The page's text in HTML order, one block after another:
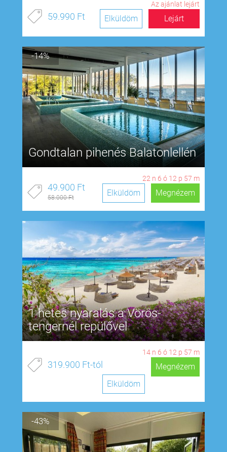
Az ajánlat lejárt
59.990 Ft Lejárt
Elküldöm
-14%
Gondtalan pihenés Balatonlellén
22 n 6 ó 12 p 56 m
49.900 Ft
58.000 Ft Megnézem
Elküldöm
1 hetes nyaralás a Vörös-
tengernél repülővel
14 n 6 ó 12 p 56 m
319.900 Ft-tól
Megnézem
Elküldöm
-43%